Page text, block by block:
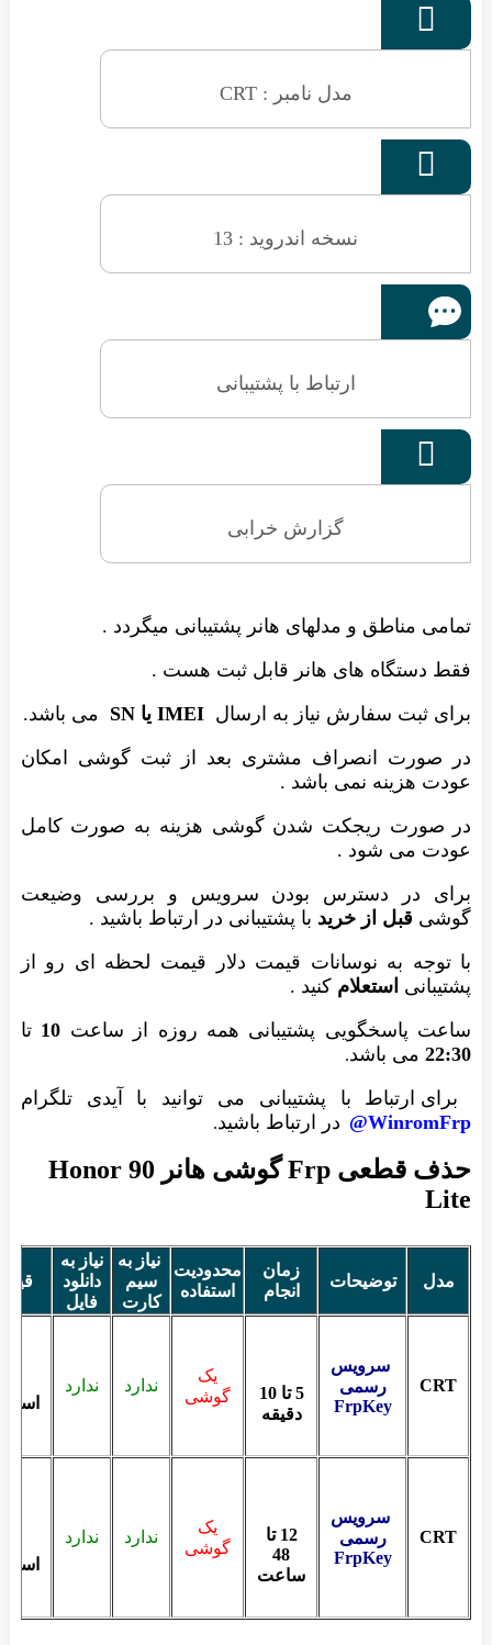

مدل نامبر : CRT

نسخه اندروید : 13
ارتباط با پشتیبانی

گزارش خرابی
تمامی مناطق و مدلهای هانر پشتیبانی میگردد .
فقط دستگاه های هانر قابل ثبت هست .
برای ثبت سفارش نیاز به ارسال IMEI یا SN
می باشد.
در صورت انصراف مشتری بعد از ثبت گوشی امکان
عودت هزینه نمی باشد .
در صورت ریجکت شدن گوشی هزینه به صورت کامل
عودت می شود .
برای در دسترس بودن سرویس و بررسی وضیعت
گوشی قبل از خرید با پشتیبانی در ارتباط باشید .
با توجه به نوسانات قیمت دلار قیمت لحظه ای رو از
پشتیبانی استعلام کنید .
ساعت پاسخگویی پشتیبانی همه روزه از ساعت 10 تا
22:30می باشد.
برای ارتباط با پشتیبانی می توانید با آیدی تلگرام
WinromFrp@
در ارتباط باشید.
حذف قطعی Frp گوشی هانر Honor 90
Lite
مدل توضیحات
زمان
انجام
محدودیت
استفاده
نیاز به
سیم
کارت
نیاز به
دانلود
فایل
CRT
سرویس
رسمی
FrpKey
5 تا 10
دقیقه
یک
گوشی
ندارد
ندارد
CRT
سرویس
رسمی
FrpKey
12 تا
48
ساعت
یک
گوشی
ندارد
ندارد